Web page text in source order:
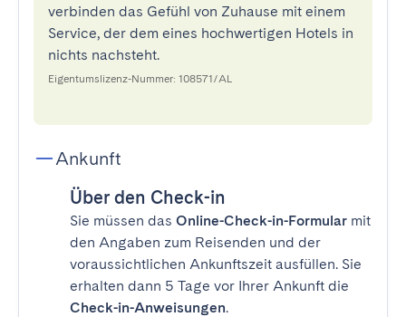
verbinden das Gefühl von Zuhause mit einem
Service, der dem eines hochwertigen Hotels in
nichts nachsteht.
Eigentumslizenz-Nummer: 108571/AL
Ankunft
Über den Check-in
Sie müssen das Online-Check-in-Formular mit
den Angaben zum Reisenden und der
voraussichtlichen Ankunftszeit ausfüllen. Sie
erhalten dann 5 Tage vor Ihrer Ankunft die
Check-in-Anweisungen.